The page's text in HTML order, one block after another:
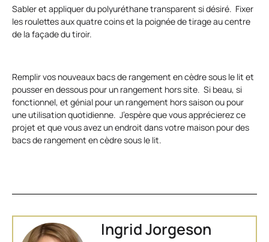
Sabler et appliquer du polyuréthane transparent si désiré. Fixer
les roulettes aux quatre coins et la poignée de tirage au centre
de la façade du tiroir.
Remplir vos nouveaux bacs de rangement en cèdre sous le lit et
pousser en dessous pour un rangement hors site. Si beau, si
fonctionnel, et génial pour un rangement hors saison ou pour
une utilisation quotidienne. J’espère que vous apprécierez ce
projet et que vous avez un endroit dans votre maison pour des
bacs de rangement en cèdre sous le lit.
Ingrid Jorgeson